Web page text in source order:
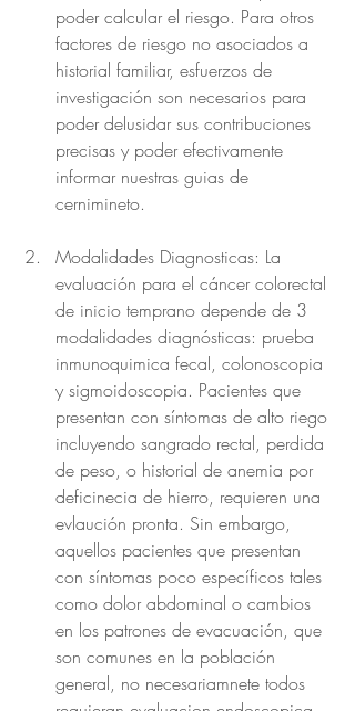
poder calcular el riesgo. Para otros
factores de riesgo no asociados a
historial familiar, esfuerzos de
investigación son necesarios para
poder delusidar sus contribuciones
precisas y poder efectivamente
informar nuestras guias de
cernimineto.
Modalidades Diagnosticas: La
evaluación para el cáncer colorectal
de inicio temprano depende de 3
modalidades diagnósticas: prueba
inmunoquimica fecal, colonoscopia
y sigmoidoscopia. Pacientes que
presentan con síntomas de alto riego
incluyendo sangrado rectal, perdida
de peso, o historial de anemia por
deficinecia de hierro, requieren una
evlaución pronta. Sin embargo,
aquellos pacientes que presentan
con síntomas poco específicos tales
como dolor abdominal o cambios
en los patrones de evacuación, que
son comunes en la población
general, no necesariamnete todos